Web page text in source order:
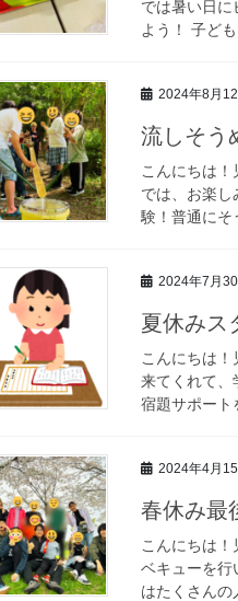
では暑い日に
よう！ 子ど
2024年8月12
流しそう
こんにちは
では、お楽
験！普通に
2024年7月30
夏休みス
こんにちは
来てくれて、
宿題サポー
2024年4月15
春休み最
こんにちは！
ベキューを行
はたくさん